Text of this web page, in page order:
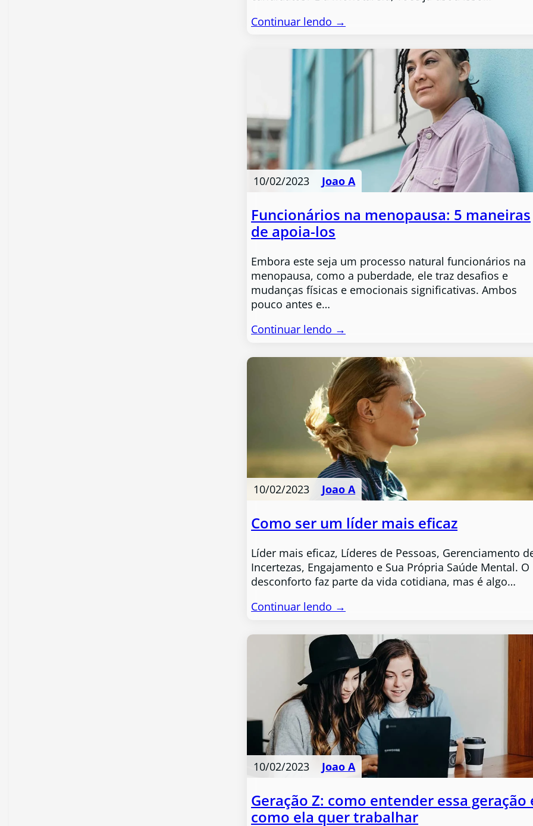
Continuar lendo →
10/02/2023 Joao A
Funcionários na menopausa: 5 maneiras
de apoia-los
Embora este seja um processo natural funcionários na
menopausa, como a puberdade, ele traz desafios e
mudanças físicas e emocionais significativas. Ambos
pouco antes e…
Continuar lendo →
10/02/2023 Joao A
Como ser um líder mais eficaz
Líder mais eficaz, Líderes de Pessoas, Gerenciamento
Incertezas, Engajamento e Sua Própria Saúde Mental. O
desconforto faz parte da vida cotidiana, mas é algo…
Continuar lendo →
10/02/2023 Joao A
Geração Z: como entender essa geração
como ela quer trabalhar